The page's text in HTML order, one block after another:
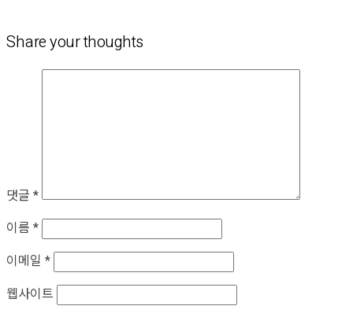
Share your thoughts
댓글 *
이름 *
이메일 *
웹사이트